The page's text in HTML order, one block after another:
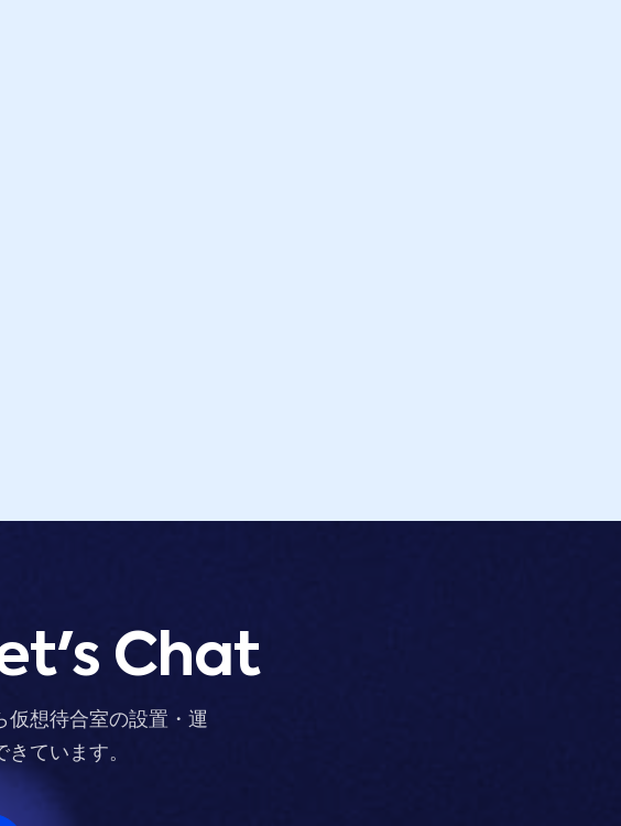
Chat
仮想待合室の設置・運
ています。